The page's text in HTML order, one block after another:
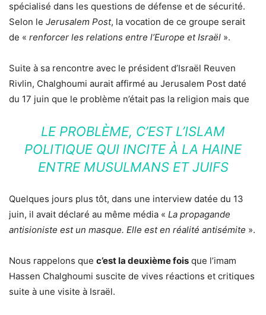
spécialisé dans les questions de défense et de sécurité.
Selon le Jerusalem Post, la vocation de ce groupe serait
de « renforcer les relations entre l’Europe et Israël ».
Suite à sa rencontre avec le président d’Israël Reuven
Rivlin, Chalghoumi aurait affirmé au Jerusalem Post daté
du 17 juin que le problème n’était pas la religion mais que
LE PROBLÈME, C’EST L’ISLAM
POLITIQUE QUI INCITE À LA HAINE
ENTRE MUSULMANS ET JUIFS
Quelques jours plus tôt, dans une interview datée du 13
juin, il avait déclaré au même média « La propagande
antisioniste est un masque. Elle est en réalité antisémite ».
Nous rappelons que c’est la deuxième fois que l’imam
Hassen Chalghoumi suscite de vives réactions et critiques
suite à une visite à Israël.